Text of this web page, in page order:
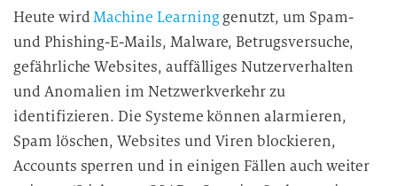
Heute wirdMachine Learninggenutzt, um Spam-
und Phishing-E-Mails, Malware, Betrugsversuche,
gefährliche Websites, auffälliges Nutzerverhalten
und Anomalien im Netzwerkverkehr zu
identifizieren. Die Systeme können alarmieren,
Spam löschen, Websites und Viren blockieren,
Accounts sperren und in einigen Fällen auch weiter